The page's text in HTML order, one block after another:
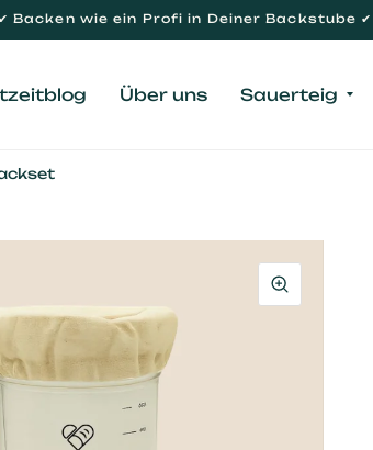
Backen wie ein Profi in Deiner Backstube
Über uns Sauerteig